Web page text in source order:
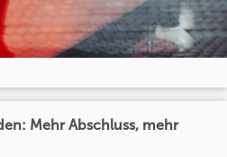
Mehr Abschluss, mehr